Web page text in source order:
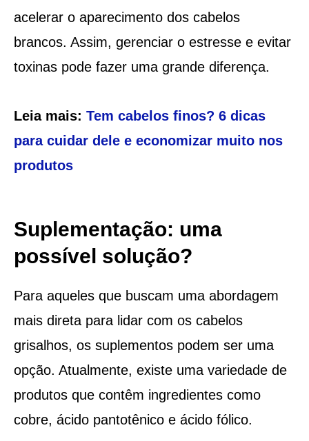
acelerar o aparecimento dos cabelos
brancos. Assim, gerenciar o estresse e evitar
toxinas pode fazer uma grande diferença.
Leia mais: Tem cabelos finos? 6 dicas
para cuidar dele e economizar muito nos
produtos
Suplementação: uma
possível solução?
Para aqueles que buscam uma abordagem
mais direta para lidar com os cabelos
grisalhos, os suplementos podem ser uma
opção. Atualmente, existe uma variedade de
produtos que contêm ingredientes como
cobre, ácido pantotênico e ácido fólico.